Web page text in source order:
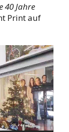
40 Jahre
Print auf